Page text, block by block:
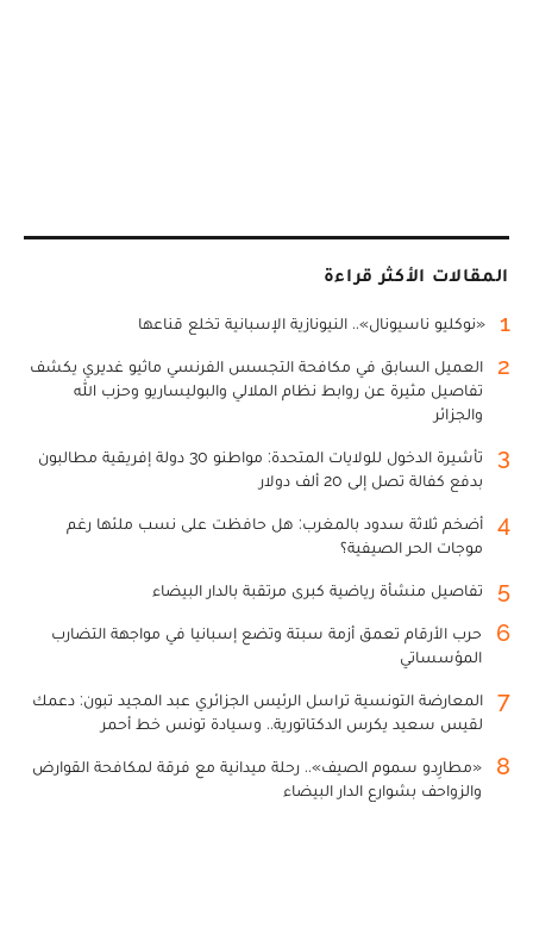
المقالات الأكثر قراءة
1 «نوكليو ناسيونال».. النيونازية الإسبانية تخلع قناعها
2
العميل السابق في مكافحة التجسس الفرنسي ماثيو غديري يكشف
تفاصيل مثيرة عن روابط نظام الملالي والبوليساريو وحزب الله
والجزائر
3
تأشيرة الدخول للولايات المتحدة: مواطنو 30 دولة إفريقية مطالبون
بدفع كفالة تصل إلى 20 ألف دولار
4
أضخم ثلاثة سدود بالمغرب: هل حافظت على نسب ملئها رغم
موجات الحر الصيفية؟
5 تفاصيل منشأة رياضية كبرى مرتقبة بالدار البيضاء
6
حرب الأرقام تعمق أزمة سبتة وتضع إسبانيا في مواجهة التضارب
المؤسساتي
7
المعارضة التونسية تراسل الرئيس الجزائري عبد المجيد تبون: دعمك
لقيس سعيد يكرس الدكتاتورية.. وسيادة تونس خط أحمر
8
«مطارِدو سموم الصيف».. رحلة ميدانية مع فرقة لمكافحة القوارض
والزواحف بشوارع الدار البيضاء